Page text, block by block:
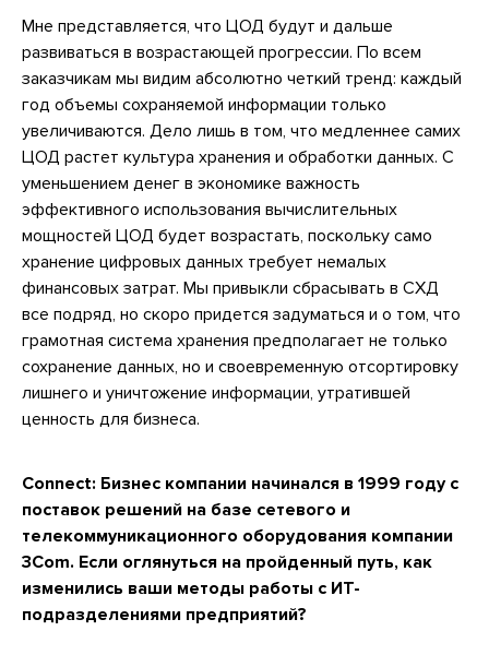
Мне представляется, что ЦОД будут и дальше
развиваться в возрастающей прогрессии. По всем
заказчикам мы видим абсолютно четкий тренд: каждый
год объемы сохраняемой информации только
увеличиваются. Дело лишь в том, что медленнее самих
ЦОД растет культура хранения и обработки данных. С
уменьшением денег в экономике важность
эффективного использования вычислительных
мощностей ЦОД будет возрастать, поскольку само
хранение цифровых данных требует немалых
финансовых затрат. Мы привыкли сбрасывать в СХД
все подряд, но скоро придется задуматься и о том, что
грамотная система хранения предполагает не только
сохранение данных, но и своевременную отсортировку
лишнего и уничтожение информации, утратившей
ценность для бизнеса.
Connect: Бизнес компании начинался в 1999 году с
поставок решений на базе сетевого и
телекоммуникационного оборудования компании
3Com. Если оглянуться на пройденный путь, как
изменились ваши методы работы с ИТ-
подразделениями предприятий?